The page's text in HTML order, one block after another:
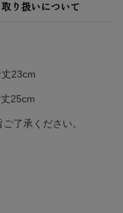
取り扱いについて
23cm
25cm
了承ください。